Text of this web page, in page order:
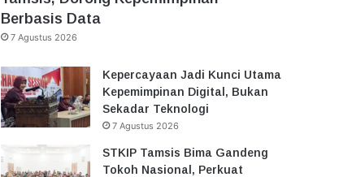
Berbasis Data
7 Agustus 2026
Kepercayaan Jadi Kunci Utama
Kepemimpinan Digital, Bukan
Sekadar Teknologi
7 Agustus 2026
STKIP Tamsis Bima Gandeng
Tokoh Nasional, Perkuat